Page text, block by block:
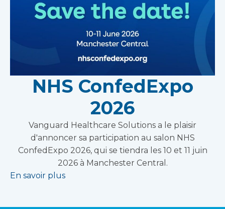
NHS ConfedExpo
2026
Vanguard Healthcare Solutions a le plaisir
d'annoncer sa participation au salon NHS
ConfedExpo 2026, qui se tiendra les 10 et 11 juin
2026 à Manchester Central.
En savoir plus